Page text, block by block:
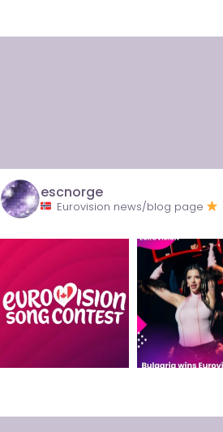
escnorge
Eurovision news/blog page